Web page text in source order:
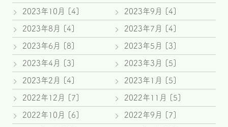
2023年10月 [4] 2023年9月 [4]
2023年8月 [4] 2023年7月 [4]
2023年6月 [8] 2023年5月 [3]
2023年4月 [3] 2023年3月 [5]
2023年2月 [4] 2023年1月 [5]
2022年12月 [7] 2022年11月 [5]
2022年10月 [6] 2022年9月 [7]